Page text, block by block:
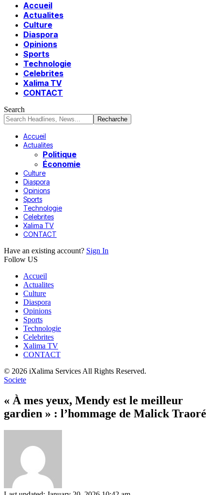
Accueil
Actualites
Culture
Diaspora
Opinions
Sports
Technologie
Celebrites
Xalima TV
CONTACT
Search
Accueil
Actualites
Politique
Économie
Culture
Diaspora
Opinions
Sports
Technologie
Celebrites
Xalima TV
CONTACT
Have an existing account? Sign In
Follow US
Accueil
Actualites
Culture
Diaspora
Opinions
Sports
Technologie
Celebrites
Xalima TV
CONTACT
© 2026 iXalima Services All Rights Reserved.
Societe
« À mes yeux, Mendy est le meilleur
gardien » : l’hommage de Malick Traoré